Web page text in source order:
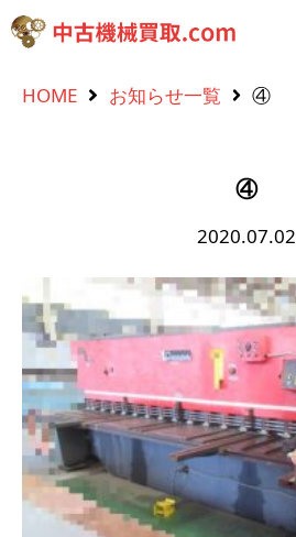
HOME お知らせ一覧 ④
④
2020.07.02